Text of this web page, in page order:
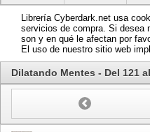
Librería Cyberdark.net usa
servicios de compra. Si desea
son y en qué le afectan por
El uso de nuestro sitio web
Dilatando Mentes - Del 121